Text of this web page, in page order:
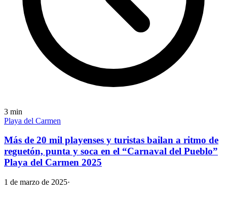
3 min
Playa del Carmen
Más de 20 mil playenses y turistas bailan a ritmo de
reguetón, punta y soca en el “Carnaval del Pueblo”
Playa del Carmen 2025
1 de marzo de 2025·